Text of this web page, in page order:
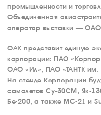
промышленности и
Объединенная
оператор выставки — ОАО
ОАК представит единую
корпорации: ПАО
ОАО «Ил», ПАО «ТАНТК
На стенде Корпорации
самолетов Су-30СМ, Як-
Бе-200, а также МС-21 и